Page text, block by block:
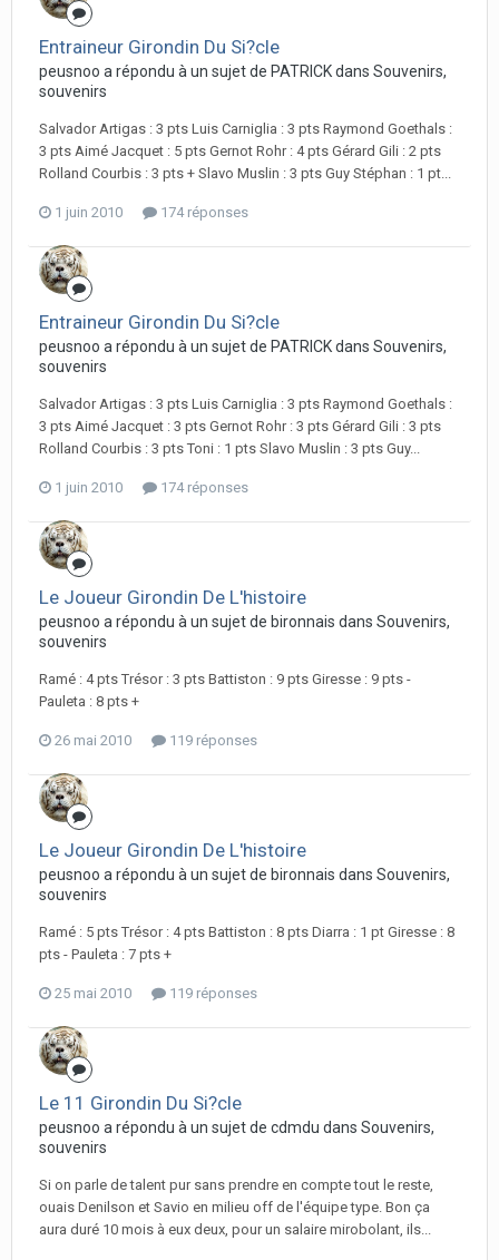
Entraineur Girondin Du Si?cle
peusnoo a répondu à un sujet de PATRICK dans Souvenirs,
souvenirs
Salvador Artigas : 3 pts Luis Carniglia : 3 pts Raymond Goethals :
3 pts Aimé Jacquet : 5 pts Gernot Rohr : 4 pts Gérard Gili : 2 pts
Rolland Courbis : 3 pts + Slavo Muslin : 3 pts Guy Stéphan : 1 pt...
1 juin 2010 174 réponses
Entraineur Girondin Du Si?cle
peusnoo a répondu à un sujet de PATRICK dans Souvenirs,
souvenirs
Salvador Artigas : 3 pts Luis Carniglia : 3 pts Raymond Goethals :
3 pts Aimé Jacquet : 3 pts Gernot Rohr : 3 pts Gérard Gili : 3 pts
Rolland Courbis : 3 pts Toni : 1 pts Slavo Muslin : 3 pts Guy...
1 juin 2010 174 réponses
Le Joueur Girondin De L'histoire
peusnoo a répondu à un sujet de bironnais dans Souvenirs,
souvenirs
Ramé : 4 pts Trésor : 3 pts Battiston : 9 pts Giresse : 9 pts -
Pauleta : 8 pts +
26 mai 2010 119 réponses
Le Joueur Girondin De L'histoire
peusnoo a répondu à un sujet de bironnais dans Souvenirs,
souvenirs
Ramé : 5 pts Trésor : 4 pts Battiston : 8 pts Diarra : 1 pt Giresse : 8
pts - Pauleta : 7 pts +
25 mai 2010 119 réponses
Le 11 Girondin Du Si?cle
peusnoo a répondu à un sujet de cdmdu dans Souvenirs,
souvenirs
Si on parle de talent pur sans prendre en compte tout le reste,
ouais Denilson et Savio en milieu off de l'équipe type. Bon ça
aura duré 10 mois à eux deux, pour un salaire mirobolant, ils...